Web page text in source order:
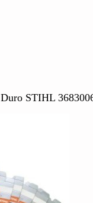
STIHL